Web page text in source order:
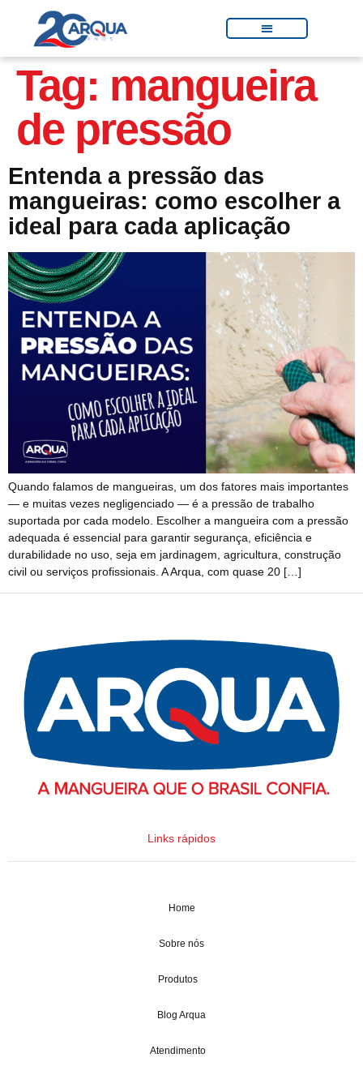
Tag: mangueira
de pressão
Entenda a pressão das
mangueiras: como escolher a
ideal para cada aplicação
Quando falamos de mangueiras, um dos fatores mais importantes
— e muitas vezes negligenciado — é a pressão de trabalho
suportada por cada modelo. Escolher a mangueira com a pressão
adequada é essencial para garantir segurança, eficiência e
durabilidade no uso, seja em jardinagem, agricultura, construção
civil ou serviços profissionais. A Arqua, com quase 20 […]
Links rápidos
Home
Sobre nós
Produtos
Blog Arqua
Atendimento